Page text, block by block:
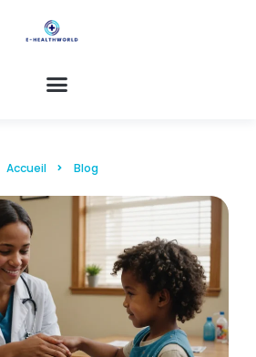
Accueil Blog